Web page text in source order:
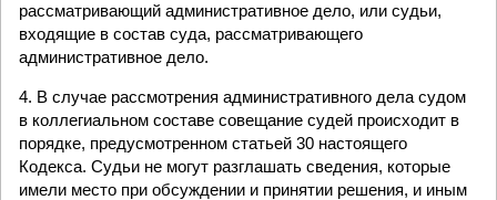
рассматривающий административное дело, или судьи,
входящие в состав суда, рассматривающего
административное дело.
4. В случае рассмотрения административного дела судом
в коллегиальном составе совещание судей происходит в
порядке, предусмотренном статьей 30 настоящего
Кодекса. Судьи не могут разглашать сведения, которые
имели место при обсуждении и принятии решения, и иным